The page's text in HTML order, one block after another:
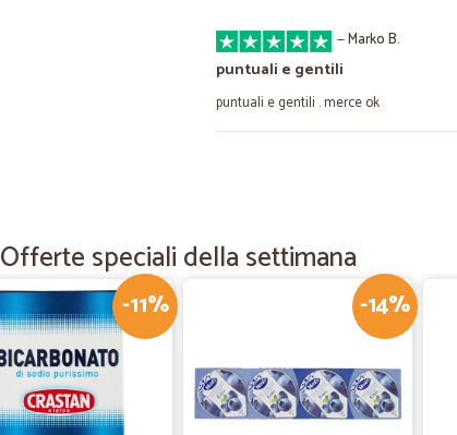
—Marko B.
puntuali e gentili
puntuali e gentili . merce ok
Consiglio a tutti! Sicuramente la mia
Trustpilot
Ottimo negozio, ha aggiunto roba
Offerte speciali della settimana
-11% -14%